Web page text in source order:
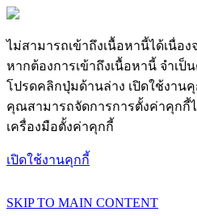
ไม่สามารถเข้าถึงเนื้อหานี้ได้เนื่อ
หากต้องการเข้าถึงเนื้อหานี้ จำเป็
โปรดคลิกปุ่มด้านล่าง เปิดใช้งาน
คุณสามารถจัดการการตั้งค่าคุกกี้
เครื่องมือตั้งค่าคุกกี้
เปิดใช้งานคุกกี้
SKIP TO MAIN CONTENT